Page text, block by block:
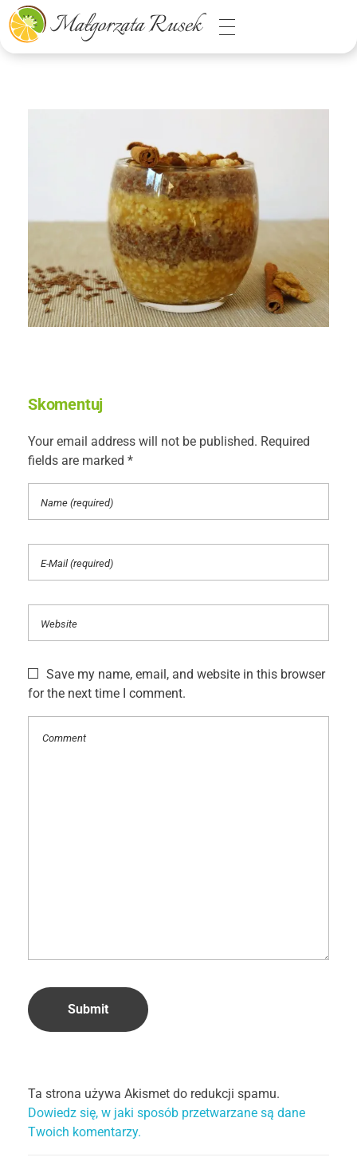
Małgorzata Rusek - dietetyk z pasją
Dietetyka kliniczna & Psychodietetyka
Skomentuj
Your email address will not be published. Required
fields are marked *
Save my name, email, and website in this browser
for the next time I comment.
Ta strona używa Akismet do redukcji spamu.
Dowiedz się, w jaki sposób przetwarzane są dane
Twoich komentarzy.